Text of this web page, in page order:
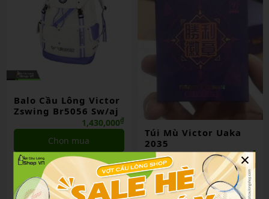
Balo Cầu Lông Victor
Zswing Br5056 Sw/aj
1,430,000₫
Chọn mua
So sánh
Túi Mù Victor Uaka
2035
150,000₫
Chọn mua
So sánh
×